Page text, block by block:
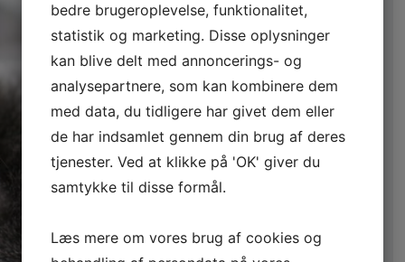
bedre brugeroplevelse, funktionalitet,
statistik og marketing. Disse oplysninger
kan blive delt med annoncerings- og
analysepartnere, som kan kombinere dem
med data, du tidligere har givet dem eller
de har indsamlet gennem din brug af deres
tjenester. Ved at klikke på 'OK' giver du
samtykke til disse formål.
Læs mere om vores brug af cookies og